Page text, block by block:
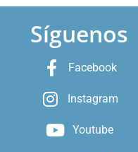
Síguenos
Facebook
Instagram
Youtube